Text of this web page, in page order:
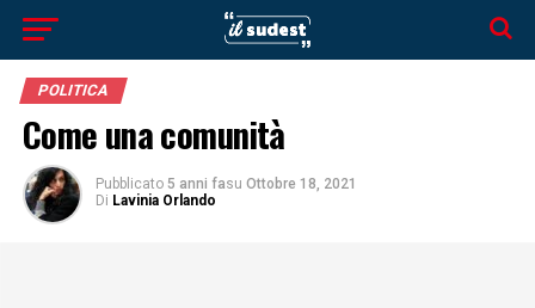
POLITICA
Come una comunità
Pubblicato 5 anni fasu Ottobre 18, 2021
Di Lavinia Orlando